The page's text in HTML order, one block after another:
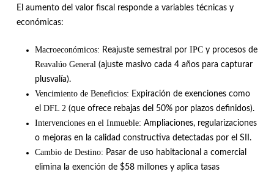
El aumento del valor fiscal responde a variables técnicas y
económicas:
Macroeconómicos: Reajuste semestral por IPCy procesos de
Reavalúo General(ajuste masivo cada 4 años para capturar
plusvalía).
Vencimiento de Beneficios: Expiración de exenciones como
el DFL 2(que ofrece rebajas del 50% por plazos definidos).
Intervenciones en el Inmueble: Ampliaciones, regularizaciones
o mejoras en la calidad constructiva detectadas por el SII .
Cambio de Destino: Pasar de uso habitacional a comercial
elimina la exención de $58 millones y aplica tasas